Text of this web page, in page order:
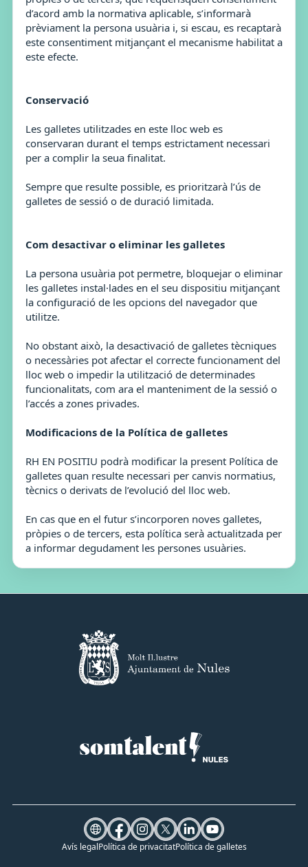
d’acord amb la normativa aplicable, s’informarà
prèviament la persona usuària i, si escau, es recaptarà
este consentiment mitjançant el mecanisme habilitat a
este efecte.
Conservació
Les galletes utilitzades en este lloc web es
conservaran durant el temps estrictament necessari
per a complir la seua finalitat.
Sempre que resulte possible, es prioritzarà l’ús de
galletes de sessió o de duració limitada.
Com desactivar o eliminar les galletes
La persona usuària pot permetre, bloquejar o eliminar
les galletes instal·lades en el seu dispositiu mitjançant
la configuració de les opcions del navegador que
utilitze.
No obstant això, la desactivació de galletes tècniques
o necessàries pot afectar el correcte funcionament del
lloc web o impedir la utilització de determinades
funcionalitats, com ara el manteniment de la sessió o
l’accés a zones privades.
Modificacions de la Política de galletes
RH EN POSITIU podrà modificar la present Política de
galletes quan resulte necessari per canvis normatius,
tècnics o derivats de l’evolució del lloc web.
En cas que en el futur s’incorporen noves galletes,
pròpies o de tercers, esta política serà actualitzada per
a informar degudament les persones usuàries.
Avís legalPolítica de privacitatPolítica de galletes